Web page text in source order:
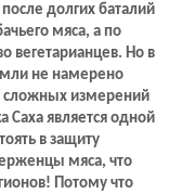
долгих баталий
мяса, а по
вегетарианцев. Но в
не намерено
сложных измерений
Саха является одной
в защиту
мяса, что
Потому что